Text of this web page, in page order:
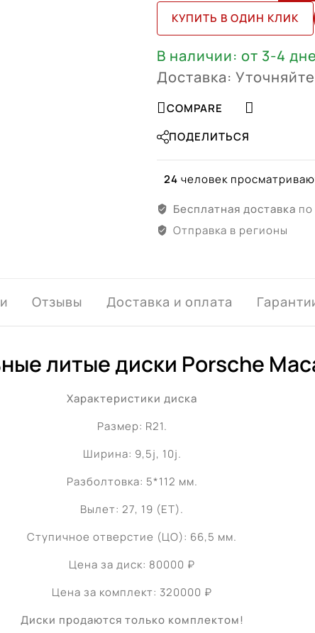
Macan
(95B601025DN,
95В601025DР)
КУПИТЬ В ОДИН КЛИК
В наличии: от 3-4
Доставка: Уточняйте
COMPARE
ПОДЕЛИТЬСЯ
24 человек
Бесплатная доставка
Отправка в регионы
Отзывы Доставка и оплата
литые диски Porsche
Характеристики диска
Размер: R21.
Ширина: 9,5j, 10j.
Разболтовка: 5*112 мм.
Вылет: 27, 19 (ET).
Ступичное отверстие (ЦО): 66,5 мм.
Цена за диск: 80000 ₽
Цена за комплект: 320000 ₽
Диски продаются только комплектом!